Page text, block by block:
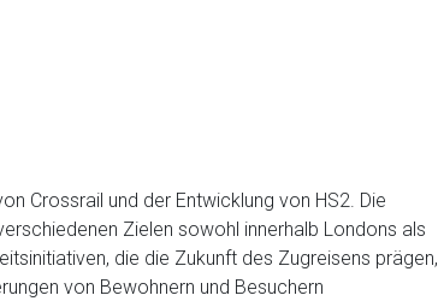
Crossrail und der Entwicklung von HS2. Die
Zielen sowohl innerhalb Londons als
die die Zukunft des Zugreisens prägen,
von Bewohnern und Besuchern